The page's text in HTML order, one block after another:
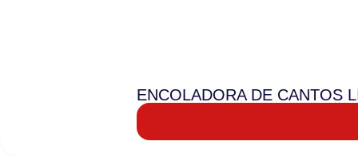
ENCOLADORA DE CANTOS